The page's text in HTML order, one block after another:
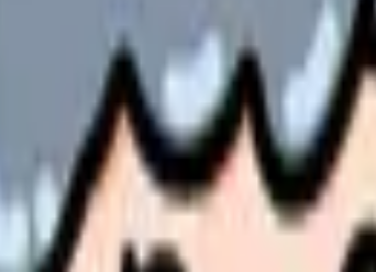
ます。
様々な課題に直面していませんか。
ラン看護師の実践例をご紹介します。
る悩みを包括的に解説していきます。